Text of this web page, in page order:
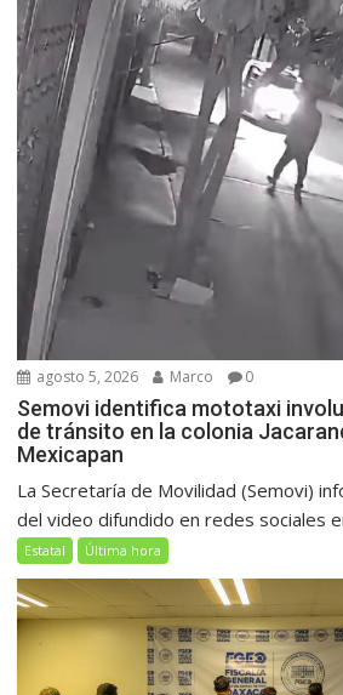
agosto 5, 2026 Marco 0
Semovi identifica mototaxi
de tránsito en la colonia
Mexicapan
La Secretaría de Movilidad (Semovi)
del video difundido en redes sociales
Estatal Última hora